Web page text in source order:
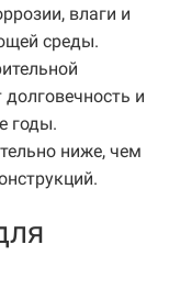
влаги и
среды.
долговечность и
годы.
ниже, чем